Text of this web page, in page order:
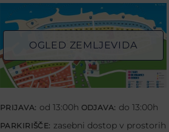
OGLED ZEMLJEVIDA
PRIJAVA: od 13:00h ODJAVA: do 13:00h
PARKIRIŠČE: zasebni dostop v prostorih